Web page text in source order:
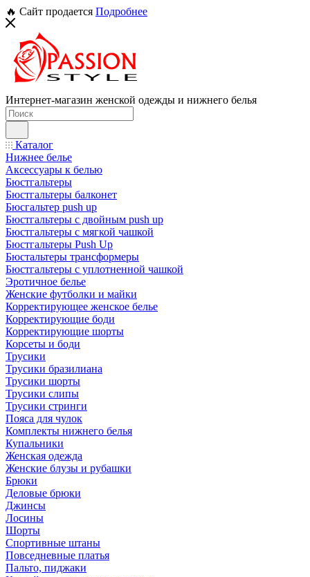
🔥 Сайт продается Подробнее
Интернет-магазин женской одежды и нижнего белья
Каталог
Нижнее белье
Аксессуары к белью
Бюстгальтеры
Бюстгальтеры балконет
Бюсгальтер push up
Бюстгальтеры с двойным push up
Бюстгальтеры с мягкой чашкой
Бюстгальтеры Push Up
Бюстальтеры трансформеры
Бюстгальтеры с уплотненной чашкой
Эротичное белье
Женские футболки и майки
Корректирующее женское белье
Корректирующие боди
Корректирующие шорты
Корсеты и боди
Трусики
Трусики бразилиана
Трусики шорты
Трусики слипы
Трусики стринги
Пояса для чулок
Комплекты нижнего белья
Купальники
Женская одежда
Женские блузы и рубашки
Брюки
Деловые брюки
Джинсы
Лосины
Шорты
Спортивные штаны
Повседневные платья
Пальто, пиджаки